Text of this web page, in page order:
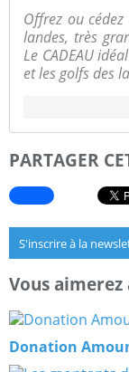
Offrez ou
landes, très
Le CADEAU
et les golfs des
PARTAGER
S'inscrire à la
Vous aimerez
Donation